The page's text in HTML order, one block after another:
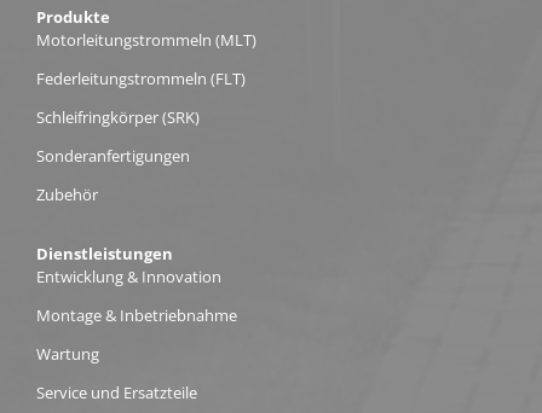
Produkte
Motorleitungs­trommeln (MLT)
Federleitungs­trommeln (FLT)
Schleifring­körper (SRK)
Sonderanfertigungen
Zubehör
Dienstleistungen
Entwicklung & Innovation
Montage & Inbetriebnahme
Wartung
Service und Ersatzteile